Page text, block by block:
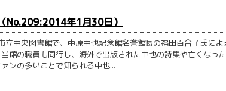
No.209:2014年1月30日）
立中央図書館で、中原中也記念館名誉館長の福田百合子氏に
館の職員も同行し、海外で出版された中也の詩集や亡くなっ
ンの多いことで知られる中也...